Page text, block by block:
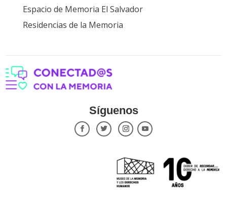
Espacio de Memoria El Salvador
Residencias de la Memoria
Síguenos